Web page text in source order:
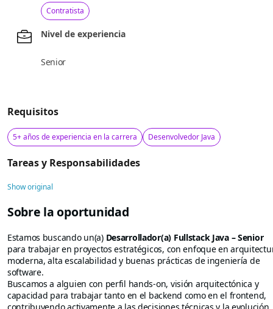
Contratista
Nivel de experiencia
Senior
Requisitos
5+ años de experiencia en la carrera Desenvolvedor Java
Tareas y Responsabilidades
Show original
Sobre la oportunidad
Estamos buscando un(a) Desarrollador(a) Fullstack Java – Senior
para trabajar en proyectos estratégicos, con enfoque en
moderna, alta escalabilidad y buenas prácticas de ingeniería de
software.
Buscamos a alguien con perfil hands-on, visión arquitectónica y
capacidad para trabajar tanto en el backend como en el frontend,